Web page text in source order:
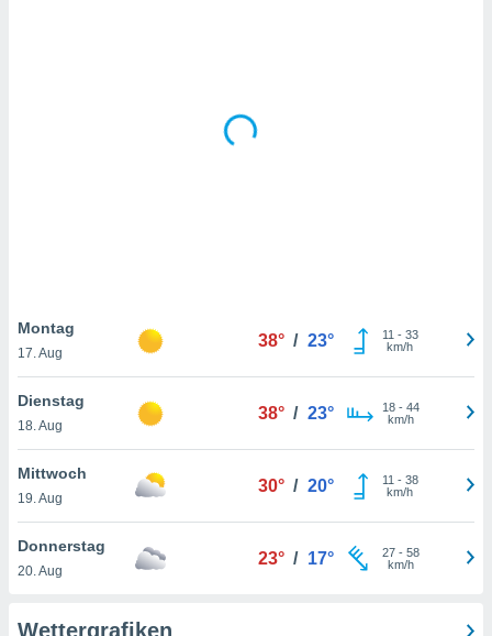
nicht
von
und
auf
klicken.
Montag
17. Aug
38° / 23° 11 - 33
km/h
Dienstag
18. Aug
38° / 23° 18- 44
km/h
Mittwoch
19. Aug
30° / 20° 11 - 38
km/h
Donnerstag
20. Aug
23° / 17° 27- 58
km/h
Wettergrafiken